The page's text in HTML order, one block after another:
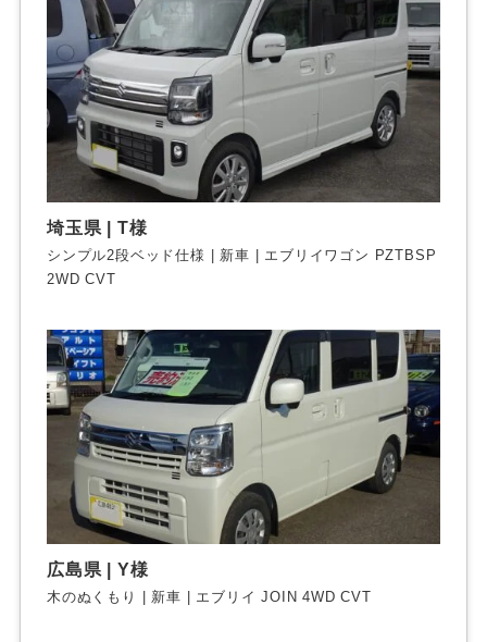
埼玉県 | T様
シンプル2段ベッド仕様 | 新車 | エブリイワゴン PZTBSP
2WD CVT
広島県 | Y様
木のぬくもり | 新車 | エブリイ JOIN 4WD CVT